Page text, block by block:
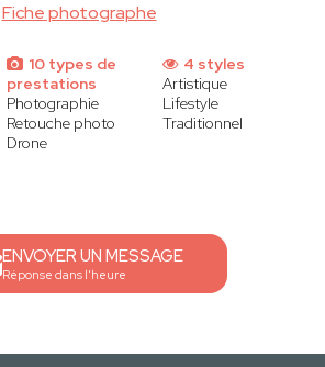
Fiche photographe
10 types de
prestations
Photographie
Retouche photo
Drone
4 styles
Artistique
Lifestyle
Traditionnel
ENVOYER UN MESSAGE
Réponse dans l'heure